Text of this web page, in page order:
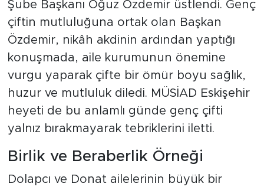
Şube Başkanı Oğuz Özdemir üstlendi. Genç
çiftin mutluluğuna ortak olan Başkan
Özdemir, nikâh akdinin ardından yaptığı
konuşmada, aile kurumunun önemine
vurgu yaparak çifte bir ömür boyu sağlık,
huzur ve mutluluk diledi. MÜSİAD Eskişehir
heyeti de bu anlamlı günde genç çifti
yalnız bırakmayarak tebriklerini iletti.
Birlik ve Beraberlik Örneği
Dolapcı ve Donat ailelerinin büyük bir